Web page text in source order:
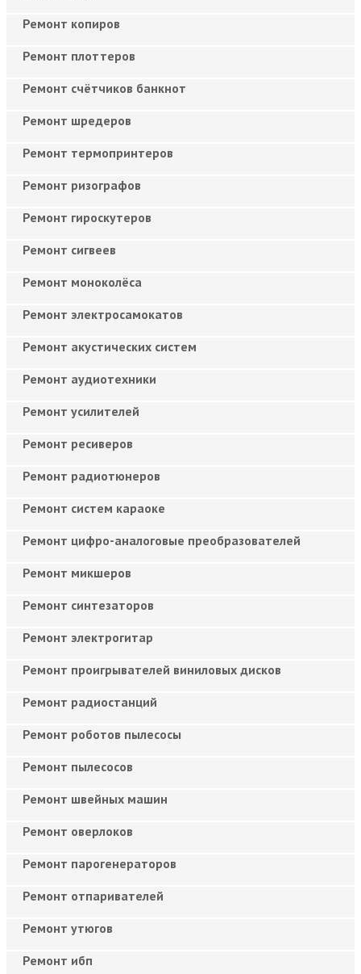
Ремонт копиров
Ремонт плоттеров
Ремонт счётчиков банкнот
Ремонт шредеров
Ремонт термопринтеров
Ремонт ризографов
Ремонт гироскутеров
Ремонт сигвеев
Ремонт моноколёса
Ремонт электросамокатов
Ремонт акустических систем
Ремонт аудиотехники
Ремонт усилителей
Ремонт ресиверов
Ремонт радиотюнеров
Ремонт систем караоке
Ремонт цифро-аналоговые преобразователей
Ремонт микшеров
Ремонт синтезаторов
Ремонт электрогитар
Ремонт проигрывателей виниловых дисков
Ремонт радиостанций
Ремонт роботов пылесосы
Ремонт пылесосов
Ремонт швейных машин
Ремонт оверлоков
Ремонт парогенераторов
Ремонт отпаривателей
Ремонт утюгов
Ремонт ибп